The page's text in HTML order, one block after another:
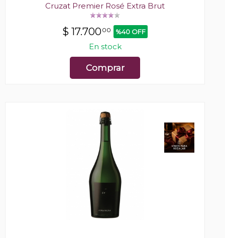
Cruzat Premier Rosé Extra Brut
$ 17.70000 %40 OFF
En stock
Comprar